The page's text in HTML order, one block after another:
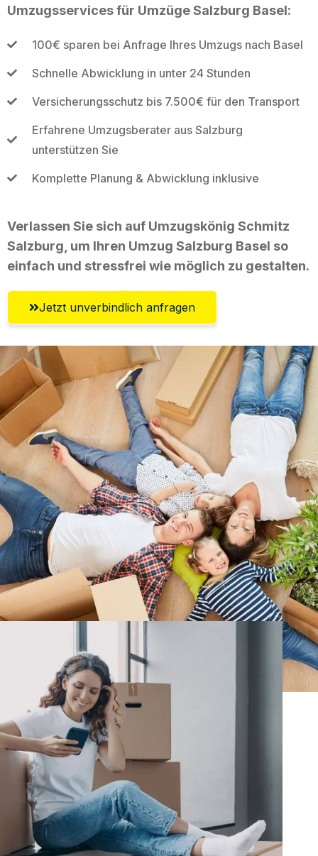
Umzugsservices für Umzüge Salzburg Basel:
100€ sparen bei Anfrage Ihres Umzugs nach Basel
Schnelle Abwicklung in unter 24 Stunden
Versicherungsschutz bis 7.500€ für den Transport
Erfahrene Umzugsberater aus Salzburg
unterstützen Sie
Komplette Planung & Abwicklung inklusive
Verlassen Sie sich auf Umzugskönig Schmitz
Salzburg, um Ihren Umzug Salzburg Basel so
einfach und stressfrei wie möglich zu gestalten.
Jetzt unverbindlich anfragen